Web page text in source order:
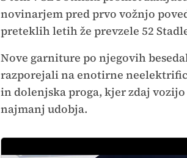
novinarjem pred prvo vožnjo
preteklih letih že prevzele 52
Nove garniture po njegovih
razporejali na enotirne
in dolenjska proga, kjer zdaj
najmanj udobja.